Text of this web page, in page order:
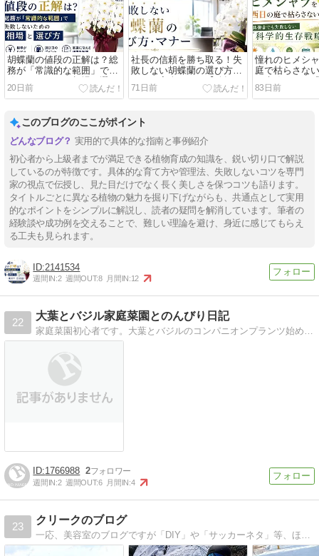
胡蝶蘭の値段の正解は？総
務が「常識的な範囲」で失
敗しないための相場と選び
方【稟議に使える理由付】
20日前
社長の信頼を勝ち取る！失
敗しない胡蝶蘭の選び方・
マナー完全ガイド【移転・
就任祝い】
71日前
憧れのヒメシ
庭で枯らさな
も失敗しない
戦略』
83日前
このブログのここがポイント
実用的で具体的な指南と事例紹介
初心者から上級者までが満足できる植物育成の知識を、鋭い切り口で解説
しているのが特徴です。具体的な育て方や管理法、失敗しないコツを専門
家の視点で伝授し、見た目だけでなく長く美しさを保つコツも語ります。
タイトルごとに異なる植物の魅力を掘り下げながらも、共通点として実用
的なポイントをシンプルに解説し、読者の疑問を解消しています。筆者の
経験談や成功例を交えることで、難しい理論を避け、身近に感じてもらえ
る工夫も見られます。
2141534
週間IN:2 週間OUT:8 月間IN:12
22
大葉とバジル家庭菜園とのんびり日記
家庭菜園初心者です。大葉とバジルのコンパニオンプランツ始めました。
1766988 2
週間IN:2 週間OUT:6 月間IN:4
23
クリークのブログ
一応、美容室のブログですが「DIY」や「サッカーネタ」等、ほとんど趣味のブログ化しています。でも、意外と役に立つ情報もあるかもよ。